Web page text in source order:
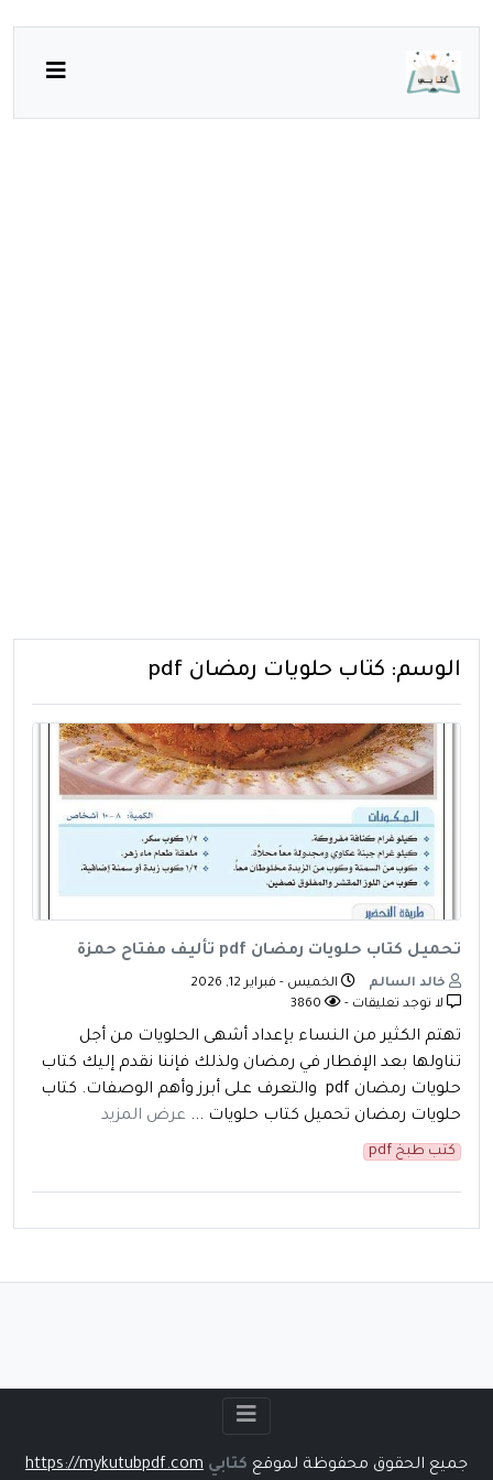
الوسم: كتاب حلويات رمضان pdf
تحميل كتاب حلويات رمضان pdf تأليف مفتاح حمزة
خالد السالم
الخميس - فبراير 12, 2026
لا توجد تعليقات -
تهتم الكثير من النساء بإعداد أشهى الحلويات من أجل
تناولها بعد الإفطار في رمضان ولذلك فإننا نقدم إليك كتاب
حلويات رمضان pdf والتعرف على أبرز وأهم الوصفات. كتاب
حلويات رمضان تحميل كتاب حلويات ... عرض المزيد
كتب طبخ pdf
جميع الحقوق محفوظة لموقع كتابي https://mykutubpdf.com